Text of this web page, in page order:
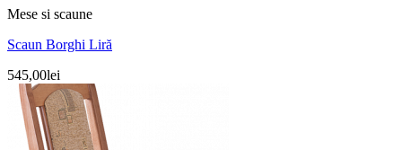
Mese si scaune
Scaun Borghi Liră
545,00lei